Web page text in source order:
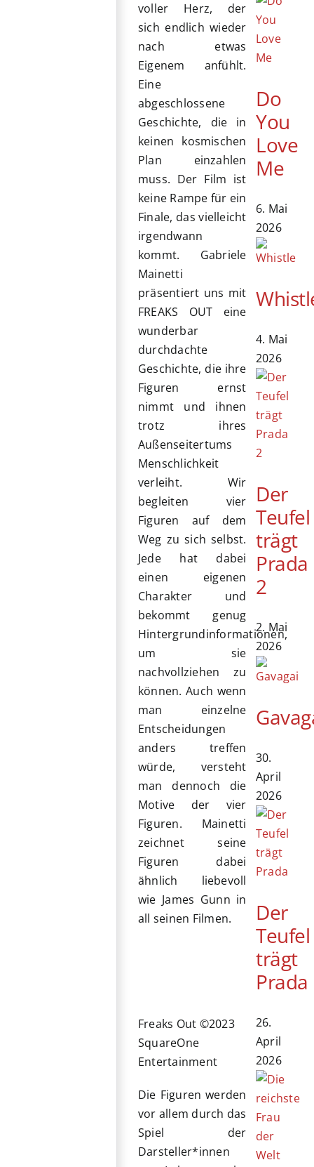
voller Herz, der
sich endlich wieder
nach etwas
Eigenem anfühlt.
Eine
abgeschlossene
Geschichte, die in
keinen kosmischen
Plan einzahlen
muss. Der Film ist
keine Rampe für ein
Finale, das vielleicht
irgendwann
kommt. Gabriele
Mainetti
präsentiert uns mit
FREAKS OUT eine
wunderbar
durchdachte
Geschichte, die ihre
Figuren ernst
nimmt und ihnen
trotz ihres
Außenseitertums
Menschlichkeit
verleiht. Wir
begleiten vier
Figuren auf dem
Weg zu sich selbst.
Jede hat dabei
einen eigenen
Charakter und
bekommt genug
Hintergrundinformationen,
um sie
nachvollziehen zu
können. Auch wenn
man einzelne
Entscheidungen
anders treffen
würde, versteht
man dennoch die
Motive der vier
Figuren. Mainetti
zeichnet seine
Figuren dabei
ähnlich liebevoll
wie James Gunn in
all seinen Filmen.
Freaks Out ©2023
SquareOne
Entertainment
Die Figuren werden
vor allem durch das
Spiel der
Darsteller*innen
Do
You
Love
Me
6. Mai
2026
4. Mai
2026
Der
Teufel
trägt
Prada
2
2. Mai
2026
30.
April
2026
Der
Teufel
trägt
Prada
26.
April
2026